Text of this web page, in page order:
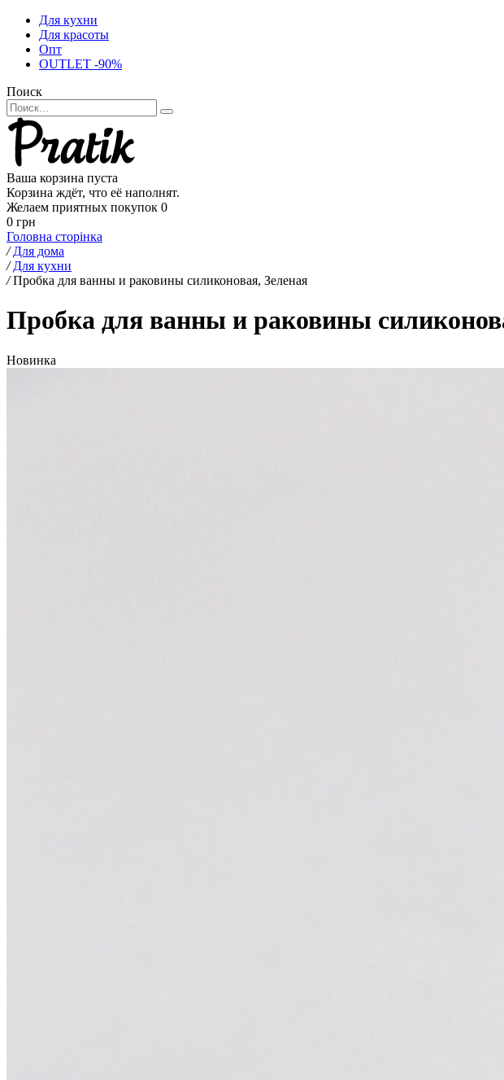
Для кухни
Для красоты
Опт
OUTLET -90%
Поиск
Ваша корзина пуста
Корзина ждёт, что её наполнят.
Желаем приятных покупок 0
0 грн
Головна сторінка
/ Для дома
/ Для кухни
/ Пробка для ванны и раковины силиконовая, Зеленая
Пробка для ванны и раковины
Новинка